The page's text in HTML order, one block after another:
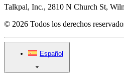
Talkpal, Inc., 2810 N Church St,
© 2026 Todos los derechos
Español